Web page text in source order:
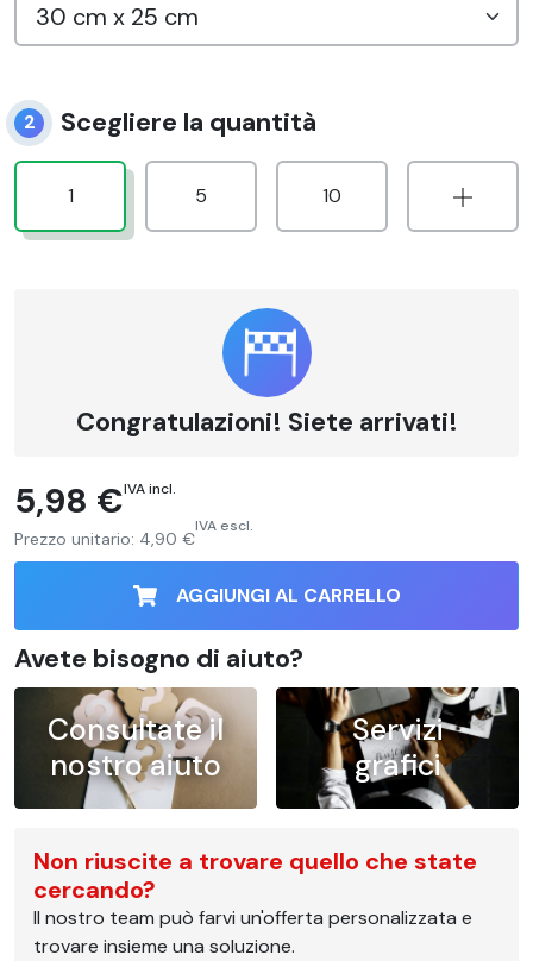
2 Scegliere la quantità
1 5 10
Congratulazioni! Siete arrivati!
5,98 €IVA incl.
Prezzo unitario: 4,90 €
IVA escl.
AGGIUNGI AL CARRELLO
Avete bisogno di aiuto?
Consultate il
nostro aiuto
Servizi
grafici
Non riuscite a trovare quello che state
cercando?
Il nostro team può farvi un'offerta personalizzata e
trovare insieme una soluzione.